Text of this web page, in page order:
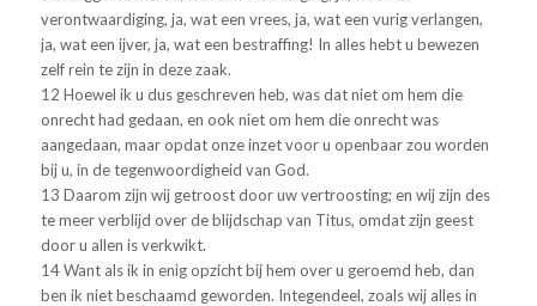
verontwaardiging, ja, wat een vrees, ja, wat een vurig verlangen,
ja, wat een ijver, ja, wat een bestraffing! In alles hebt u bewezen
zelf rein te zijn in deze zaak.
12 Hoewel ik u dus geschreven heb, was dat niet om hem die
onrecht had gedaan, en ook niet om hem die onrecht was
aangedaan, maar opdat onze inzet voor u openbaar zou worden
bij u, in de tegenwoordigheid van God.
13 Daarom zijn wij getroost door uw vertroosting; en wij zijn des
te meer verblijd over de blijdschap van Titus, omdat zijn geest
door u allen is verkwikt.
14 Want als ik in enig opzicht bij hem over u geroemd heb, dan
ben ik niet beschaamd geworden. Integendeel, zoals wij alles in